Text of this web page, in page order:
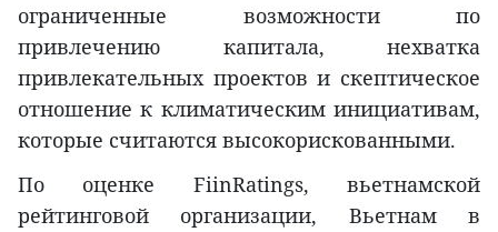
ограниченные возможности по
привлечению капитала, нехватка
привлекательных проектов и скептическое
отношение к климатическим инициативам,
которые считаются высокорискованными.
По оценке FiinRatings, вьетнамской
рейтинговой организации, Вьетнам в